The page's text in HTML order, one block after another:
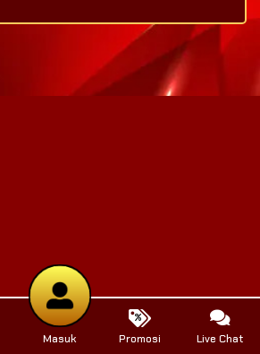
Masuk Promosi Live Chat